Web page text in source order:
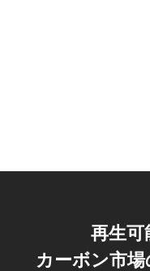
再生可
カーボン市